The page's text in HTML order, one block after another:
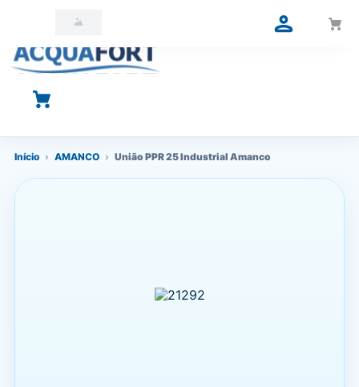
O que você está procurando?
Início › AMANCO › União PPR 25 Industrial Amanco